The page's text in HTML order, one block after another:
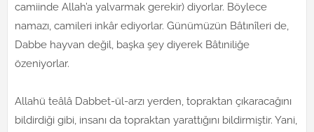
camiinde Allah’a yalvarmak gerekir) diyorlar. Böylece
namazı, camileri inkâr ediyorlar. Günümüzün Bâtınîleri de,
Dabbe hayvan değil, başka şey diyerek Bâtıniliğe
özeniyorlar.
Allahü teâlâ Dabbet-ül-arzı yerden, topraktan çıkaracağını
bildirdiği gibi, insanı da topraktan yarattığını bildirmiştir. Yani,